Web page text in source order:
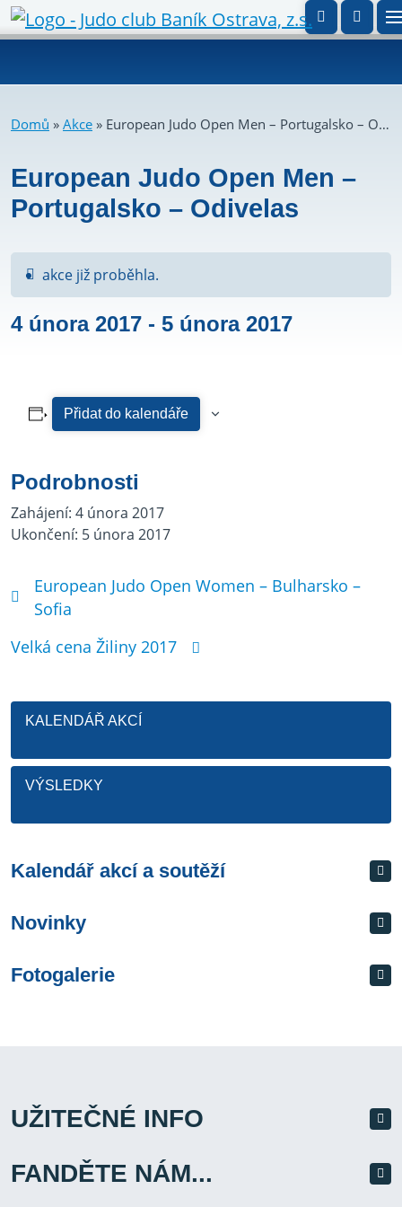
Domů » Akce » European Judo Open Men – Portugalsko – Odivelas
European Judo Open Men –
Portugalsko – Odivelas
akce již proběhla.
4 února 2017 - 5 února 2017
Přidat do kalendáře
Podrobnosti
Zahájení: 4 února 2017
Ukončení: 5 února 2017
European Judo Open Women – Bulharsko –
Sofia
Velká cena Žiliny 2017
KALENDÁŘ AKCÍ
VÝSLEDKY
Kalendář akcí a soutěží
Novinky
Fotogalerie
UŽITEČNÉ INFO
FANDĚTE NÁM...